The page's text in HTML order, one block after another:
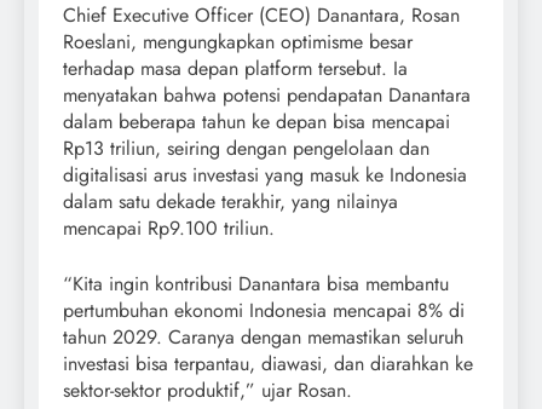
Chief Executive Officer (CEO) Danantara, Rosan
Roeslani, mengungkapkan optimisme besar
terhadap masa depan platform tersebut. Ia
menyatakan bahwa potensi pendapatan Danantara
dalam beberapa tahun ke depan bisa mencapai
Rp13 triliun, seiring dengan pengelolaan dan
digitalisasi arus investasi yang masuk ke Indonesia
dalam satu dekade terakhir, yang nilainya
mencapai Rp9.100 triliun.
“Kita ingin kontribusi Danantara bisa membantu
pertumbuhan ekonomi Indonesia mencapai 8% di
tahun 2029. Caranya dengan memastikan seluruh
investasi bisa terpantau, diawasi, dan diarahkan ke
sektor-sektor produktif,” ujar Rosan.